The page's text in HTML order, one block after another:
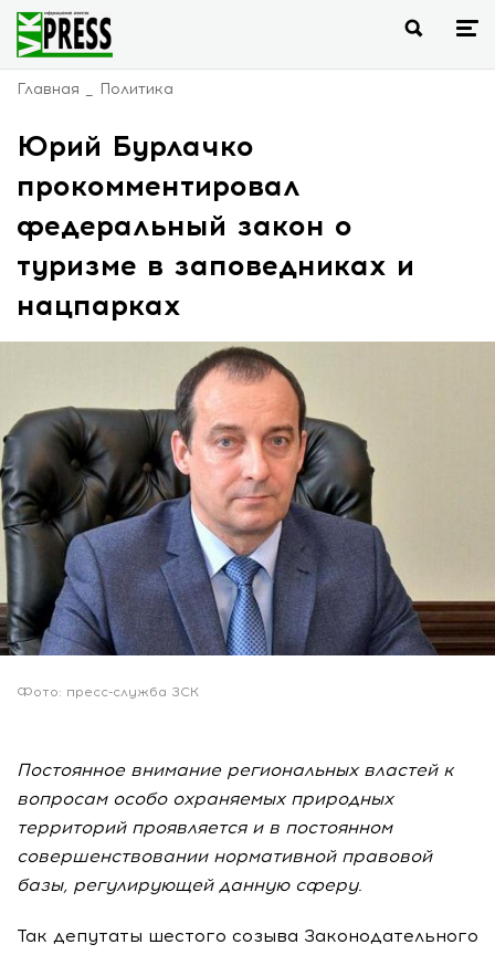
Главная Политика
Юрий Бурлачко
прокомментировал
федеральный закон о
туризме в заповедниках и
нацпарках
Фото: пресс-служба ЗСК
Постоянное внимание региональных властей к
вопросам особо охраняемых природных
территорий проявляется и в постоянном
совершенствовании нормативной правовой
базы, регулирующей данную сферу.
Так депутаты шестого созыва Законодательного